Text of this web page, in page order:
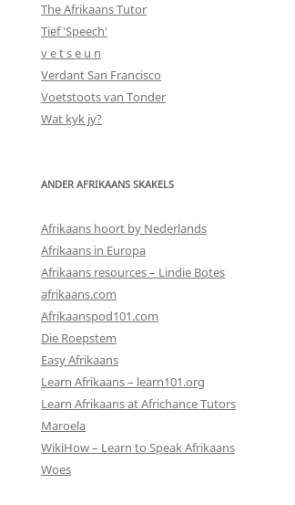
The Afrikaans Tutor
Tief 'Speech'
v e t s e u n
Verdant San Francisco
Voetstoots van Tonder
Wat kyk jy?
ANDER AFRIKAANS SKAKELS
Afrikaans hoort by Nederlands
Afrikaans in Europa
Afrikaans resources – Lindie Botes
afrikaans.com
Afrikaanspod101.com
Die Roepstem
Easy Afrikaans
Learn Afrikaans – learn101.org
Learn Afrikaans at Africhance Tutors
Maroela
WikiHow – Learn to Speak Afrikaans
Woes